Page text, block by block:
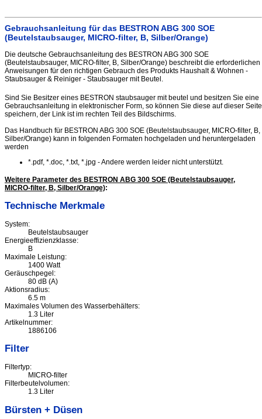
Gebrauchsanleitung für das BESTRON ABG 300 SOE
(Beutelstaubsauger, MICRO-filter, B, Silber/Orange)
Die deutsche Gebrauchsanleitung des BESTRON ABG 300 SOE
(Beutelstaubsauger, MICRO-filter, B, Silber/Orange) beschreibt die erforderlichen
Anweisungen für den richtigen Gebrauch des Produkts Haushalt & Wohnen -
Staubsauger & Reiniger - Staubsauger mit Beutel.
Sind Sie Besitzer eines BESTRON staubsauger mit beutel und besitzen Sie eine
Gebrauchsanleitung in elektronischer Form, so können Sie diese auf dieser Seite
speichern, der Link ist im rechten Teil des Bildschirms.
Das Handbuch für BESTRON ABG 300 SOE (Beutelstaubsauger, MICRO-filter, B,
Silber/Orange) kann in folgenden Formaten hochgeladen und heruntergeladen
werden
*.pdf, *.doc, *.txt, *.jpg - Andere werden leider nicht unterstützt.
Weitere Parameter des BESTRON ABG 300 SOE (Beutelstaubsauger,
MICRO-filter, B, Silber/Orange):
Technische Merkmale
System:
Beutelstaubsauger
Energieeffizienzklasse:
B
Maximale Leistung:
1400 Watt
Geräuschpegel:
80 dB (A)
Aktionsradius:
6.5 m
Maximales Volumen des Wasserbehälters:
1.3 Liter
Artikelnummer:
1886106
Filter
Filtertyp:
MICRO-filter
Filterbeutelvolumen:
1.3 Liter
Bürsten + Düsen